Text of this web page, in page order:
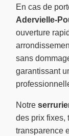
En cas de
Adervielle-
ouverture
sans
garantissant
Notre
des prix fixes,
transparence